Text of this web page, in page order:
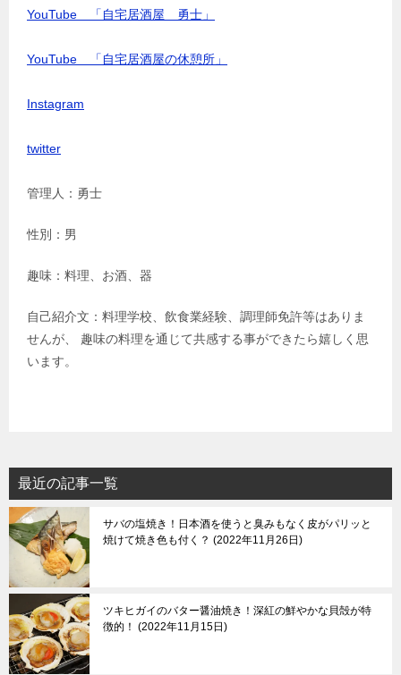
YouTube 「自宅居酒屋 勇士」
YouTube 「自宅居酒屋の休憩所」
Instagram
twitter
管理人：勇士
性別：男
趣味：料理、お酒、器
自己紹介文：料理学校、飲食業経験、調理師免許等はありま
せんが、 趣味の料理を通じて共感する事ができたら嬉しく思
います。
最近の記事一覧
サバの塩焼き！日本酒を使うと臭みもなく皮がパリッと
焼けて焼き色も付く？
2022年11月26日
ツキヒガイのバター醤油焼き！深紅の鮮やかな貝殻が特
徴的！
2022年11月15日